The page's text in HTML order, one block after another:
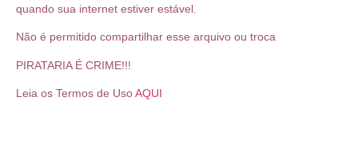
quando sua internet estiver estável.
Não é permitido compartilhar esse arquivo ou troca
PIRATARIA É CRIME!!!
Leia os Termos de UsoAQUI